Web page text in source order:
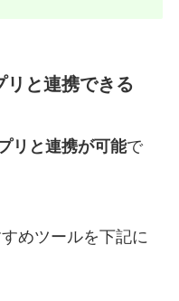
リと連携できる
リと連携が可能で
めツールを下記に